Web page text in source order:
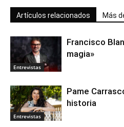
Artículos relacionados Más
Entrevistas
Francisco
magia»
Entrevistas
Pame
historia